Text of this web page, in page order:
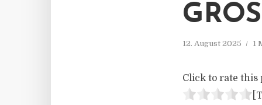
12. August 2025 1
Click to rate this